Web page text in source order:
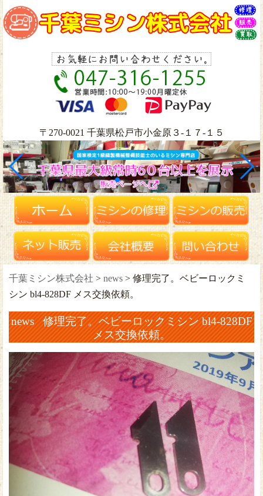
〒270-0021 千葉県松戸市小金原３-１７-１５
千葉ミシン株式会社 > news > 修理完了。ベビーロックミ
シン bl4-828DF メス交換依頼。
news 修理完了。ベビーロックミシン bl4-828DF
メス交換依頼。